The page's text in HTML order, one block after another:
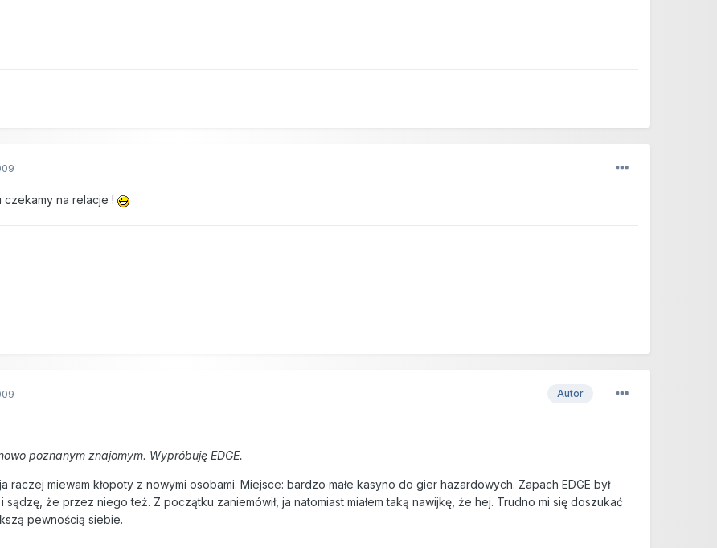
czekamy na relacje !
Autor
poznanym znajomym. Wypróbuję EDGE.
raczej miewam kłopoty z nowymi osobami. Miejsce: bardzo małe kasyno do gier hazardowych. Zapach EDGE był
że przez niego też. Z początku zaniemówił, ja natomiast miałem taką nawijkę, że hej. Trudno mi się doszukać
pewnością siebie.